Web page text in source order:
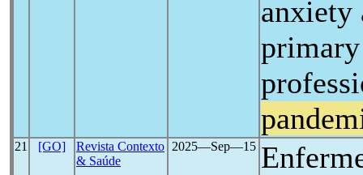
anxiety
21 [GO]
Revista Contexto
& Saúde
2025―Sep―15